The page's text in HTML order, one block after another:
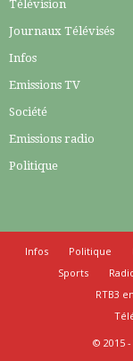
Télévision
Journaux Télévisés
Infos
Emissions TV
Société
Emissions radio
Politique
Infos Politique
Sports
RTB3
© 2015